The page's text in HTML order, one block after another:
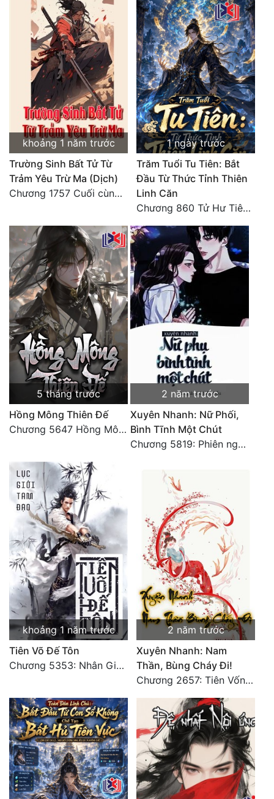
Tu Chân
Tội Phạm
Võ Hiệp
Võng Du
Xuyên Không
Xuyên Nhanh
Xuyên Thư
Điền Văn
Đô Thị
Đông Phương
Đông Phương Huyền Huyễn
Đồng Nhân
Cẩu Đạo Trường Sinh
Ngự Thú
Truyện Nữ
Vô Địch Lưu
Xây Dựng Thế Lực
Đam Mỹ
Đẹp
Đẹp Hiệp
Tính Cách Nhân Vật :
Cơ Trí
Vô Sỉ
Điềm Đạm
khoảng 1 năm trước
Trường Sinh Bất Tử Từ
Trảm Yêu Trừ Ma (Dịch)
Chương 1757 Cuối cùng được bình tĩnh (hết)
1 ngày trước
Trăm Tuổi Tu Tiên: Bắt
Đầu Từ Thức Tỉnh Thiên
Linh Căn
Chương 860 Tử Hư Tiên Thành!
5 tháng trước
Hồng Mông Thiên Đế
Chương 5647 Hồng Mông Thiên Đế (HẾT)
2 năm trước
Xuyên Nhanh: Nữ Phối,
Bình Tĩnh Một Chút
Chương 5819: Phiên ngoại: Trở lại STARS [HẾT]
khoảng 1 năm trước
Tiên Võ Đế Tôn
Chương 5353: Nhân Gian Đạo (Đại kết cục) (2)
2 năm trước
Xuyên Nhanh: Nam
Thần, Bùng Cháy Đi!
Chương 2657: Tiên Vốn Vô Lương (15). HẾT.